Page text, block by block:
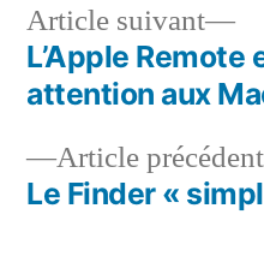
Navigation
l’article
Article précédent
Le Finder «
Article suivant
L’Apple Remote
attention aux